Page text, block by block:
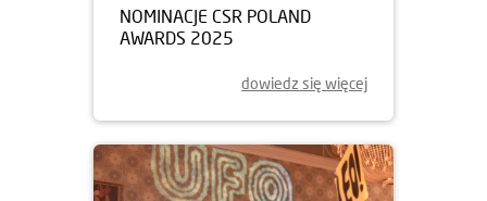
NOMINACJE CSR POLAND
AWARDS 2025
dowiedz się więcej